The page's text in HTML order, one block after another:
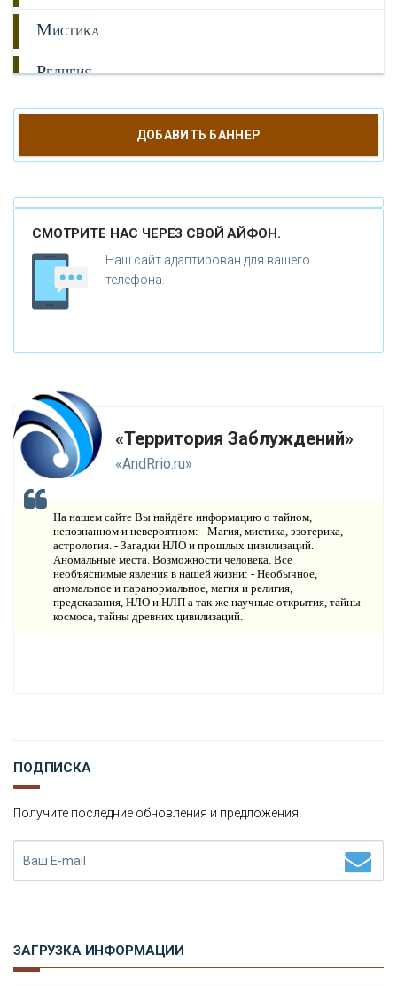
МИСТИКА
РЕЛИГИЯ
ОРУЖИЕ
КАТАКЛИЗМЫ
КЛОНИРОВАНИЕ
НОВЫЕ ТЕХНОЛОГИИ
РОГНОЗЫ И ПРОРОЧЕСТВА
ИСТОРИЯ ОБО ВСЕМ НА СВЕТЕ
КОМПАНИИ
Н
ОНТАКТЫ
ДОБАВИТЬ БАННЕР
СМОТРИТЕ НАС ЧЕРЕЗ СВОЙ АЙФОН.
Наш сайт адаптирован для вашего
телефона.
«Территория Заблуждений»
«AndRrio.ru»
На нашем сайте Вы найдёте информацию о тайном,
непознанном и невероятном: - Магия, мистика, эзотерика,
астрология. - Загадки НЛО и прошлых цивилизаций.
Аномальные места. Возможности человека. Все
необъяснимые явления в нашей жизни: - Необычное,
аномальное и паранормальное, магия и религия,
предсказания, НЛО и НЛП а так-же научные открытия, тайны
космоса, тайны древних цивилизаций.
ПОДПИСКА
Получите последние обновления и предложения.
ЗАГРУЗКА ИНФОРМАЦИИ